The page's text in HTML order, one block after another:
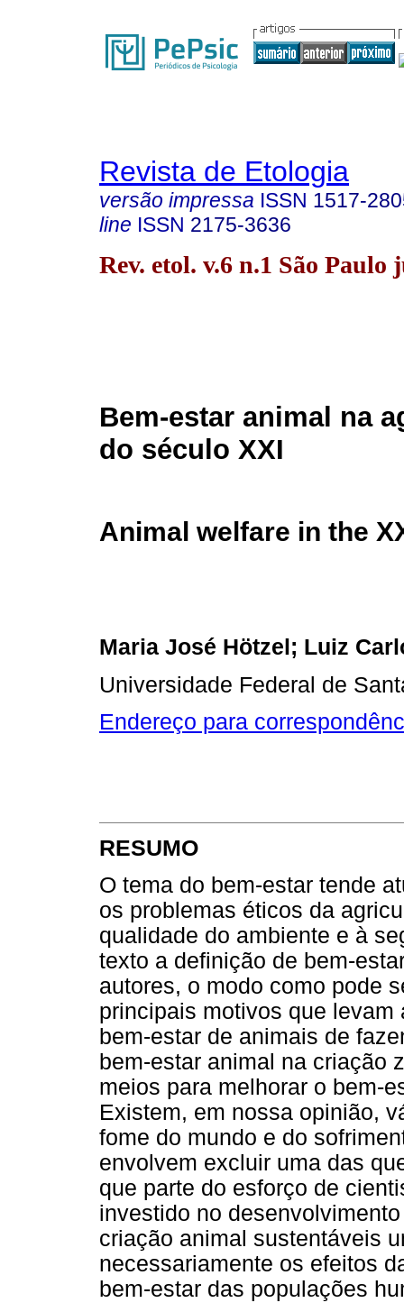
Revista de Etologia
versão impressa ISSN 1517-
line ISSN 2175-3636
Rev. etol. v.6 n.1 São Paulo
Bem-estar animal na
do século XXI
Animal welfare in the
Maria José Hötzel; Luiz
Universidade Federal de
Endereço para
RESUMO
O tema do bem-estar tende
os problemas éticos da
qualidade do ambiente e à
texto a definição de bem-
autores, o modo como pode
principais motivos que
bem-estar de animais de
bem-estar animal na criação
meios para melhorar o bem-
Existem, em nossa opinião,
fome do mundo e do
envolvem excluir uma das
que parte do esforço de
investido no
criação animal sustentáveis
necessariamente os efeitos
bem-estar das populações